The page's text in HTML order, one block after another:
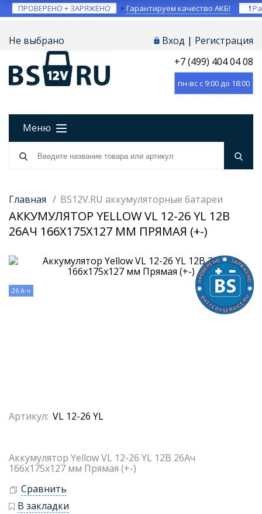
ПРОВЕРЕНО + ЗАРЯЖЕНО ⚡Гарантируем качество АКБ! ❗
Не выбрано Вход | Регистрация
+7 (499) 404 04 08
пн-вс с 9:00 до 18:00
Меню
Главная / BS12V.RU аккумуляторные батареи
АККУМУЛЯТОР YELLOW VL 12-26 YL 12В
26АЧ 166X175X127 ММ ПРЯМАЯ (+-)
26 А·ч
Артикул: VL 12-26 YL
Аккумулятор Yellow VL 12-26 YL 12В 26Ач
166x175x127 мм Прямая (+-)
Сравнить
В закладки